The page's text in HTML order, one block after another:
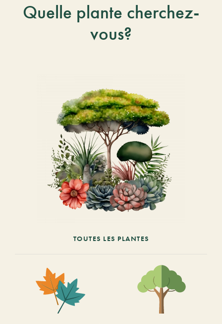
Quelle plante cherchez-
vous?
TOUTES LES PLANTES